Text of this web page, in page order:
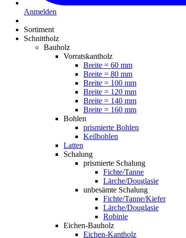
Anmelden
Sortiment
Schnittholz
Bauholz
Vorratskantholz
Breite = 60 mm
Breite = 80 mm
Breite = 100 mm
Breite = 120 mm
Breite = 140 mm
Breite = 160 mm
Bohlen
prismierte Bohlen
Keilbohlen
Latten
Schalung
prismierte Schalung
Fichte/Tanne
Lärche/Douglasie
unbesämte Schalung
Fichte/Tanne/Kiefer
Lärche/Douglasie
Robinie
Eichen-Bauholz
Eichen-Kantholz